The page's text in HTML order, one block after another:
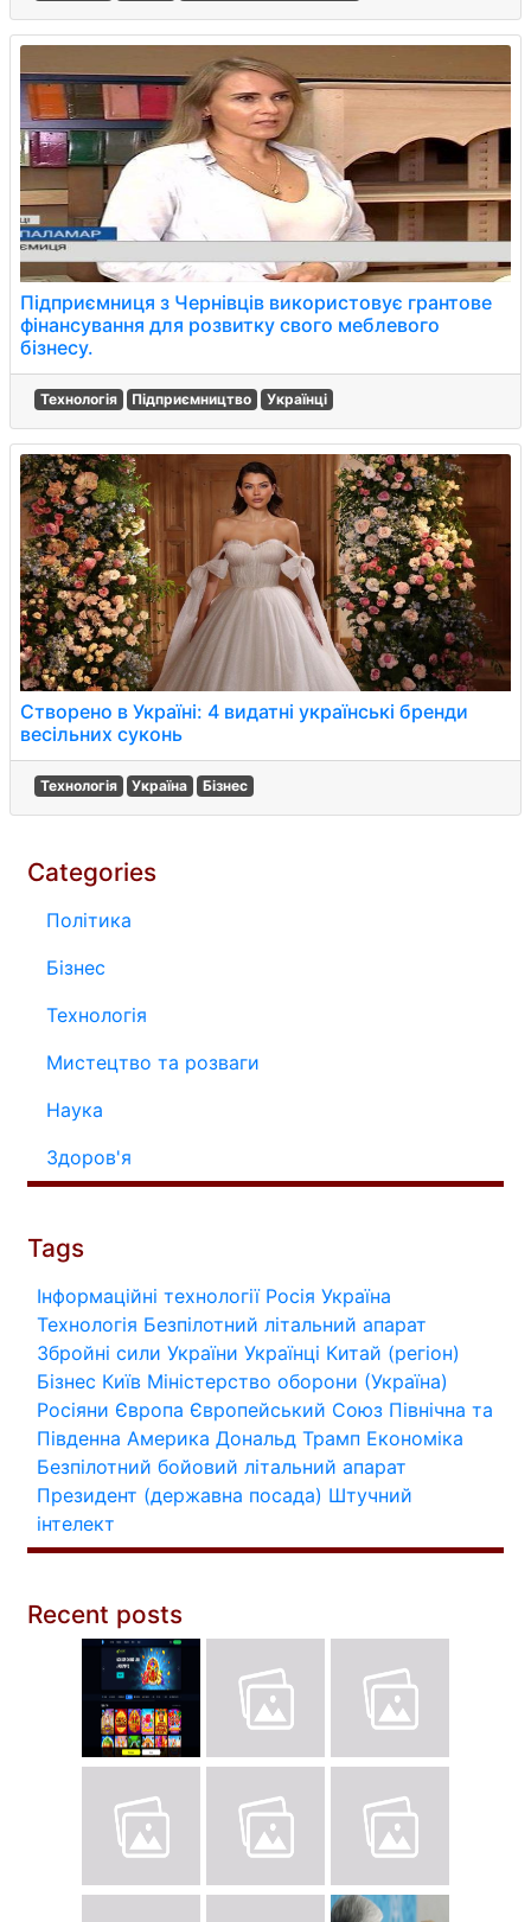
Підприємниця з Чернівців використовує грантове
фінансування для розвитку свого меблевого
бізнесу.
Технологія Підприємництво Українці
Створено в Україні: 4 видатні українські бренди
весільних суконь
Технологія Україна Бізнес
Categories
Політика
Бізнес
Технологія
Мистецтво та розваги
Наука
Здоров'я
Tags
Інформаційні технології Росія Україна
Технологія Безпілотний літальний апарат
Збройні сили України Українці Китай (регіон)
Бізнес Київ Міністерство оборони (Україна)
Росіяни Європа Європейський Союз Північна та
Південна Америка Дональд Трамп Економіка
Безпілотний бойовий літальний апарат
Президент (державна посада) Штучний
інтелект
Recent posts